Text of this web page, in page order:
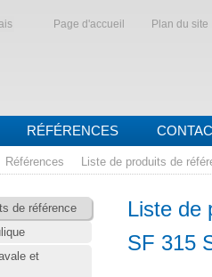
Page d'accueil Plan du site
RÉFÉRENCES
Références Liste de produits de
de référence
et
Liste de
SF 315